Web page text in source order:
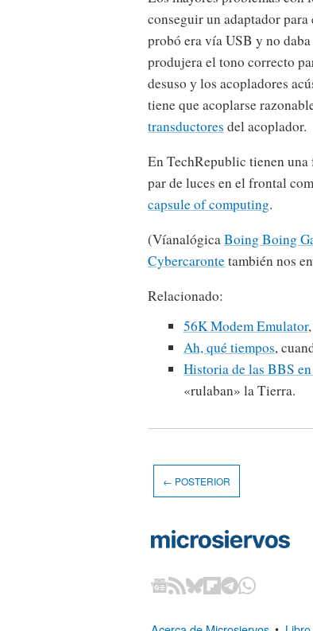
conseguir un adaptador
probó era vía USB y no
produjera el tono correcto
desuso y los acopladores
tiene que acoplarse
transductores del acoplador.
En TechRepublic tienen
par de luces en el frontal
capsule of computing.
(VíanalógicaBoing Boing
Cybercarontetambién nos
Relacionado:
56K Modem Emulator
Ah, qué tiempos,
Historia de las BBS
«rulaban» la Tierra.
← POSTERIOR